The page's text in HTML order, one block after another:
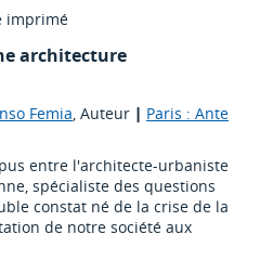
imprimé
architecture
Femia, Auteur | Paris : Ante
entre l'architecte-urbaniste
spécialiste des questions
constat né de la crise de la
de notre société aux